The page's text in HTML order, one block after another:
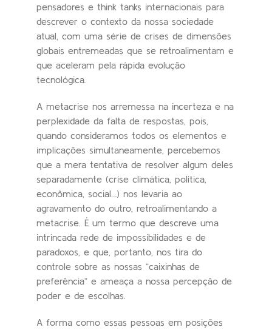
pensadores e think tanks internacionais para
descrever o contexto da nossa sociedade
atual, com uma série de crises de dimensões
globais entremeadas que se retroalimentam e
que aceleram pela rápida evolução
tecnológica.
A metacrise nos arremessa na incerteza e na
perplexidade da falta de respostas, pois,
quando consideramos todos os elementos e
implicações simultaneamente, percebemos
que a mera tentativa de resolver algum deles
separadamente (crise climática, política,
econômica, social…) nos levaria ao
agravamento do outro, retroalimentando a
metacrise. É um termo que descreve uma
intrincada rede de impossibilidades e de
paradoxos, e que, portanto, nos tira do
controle sobre as nossas “caixinhas de
preferência” e ameaça a nossa percepção de
poder e de escolhas.
A forma como essas pessoas em posições